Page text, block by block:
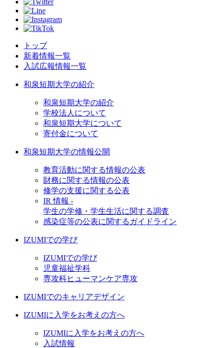
トップ
新着情報一覧
入試広報情報一覧
和泉短期大学の紹介
和泉短期大学の紹介
学校法人について
和泉短期大学について
寄付金について
和泉短期大学の情報公開
教育活動に関する情報の公表
財務に関する情報の公表
修学の支援に関する公表
IR 情報 -
学生の学修・学生生活に関する調査
感染症等の公表に関するガイドライン
IZUMIでの学び
IZUMIでの学び
児童福祉学科
専攻科ヒューマンケア専攻
IZUMIでのキャリアデザイン
IZUMIに入学をお考えの方へ
IZUMIに入学をお考えの方へ
入試情報